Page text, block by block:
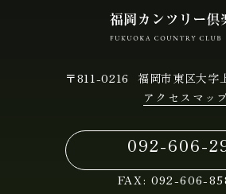
〒811-0216 福岡市東区大字
アクセスマッ
092-606-
FAX: 092-606-